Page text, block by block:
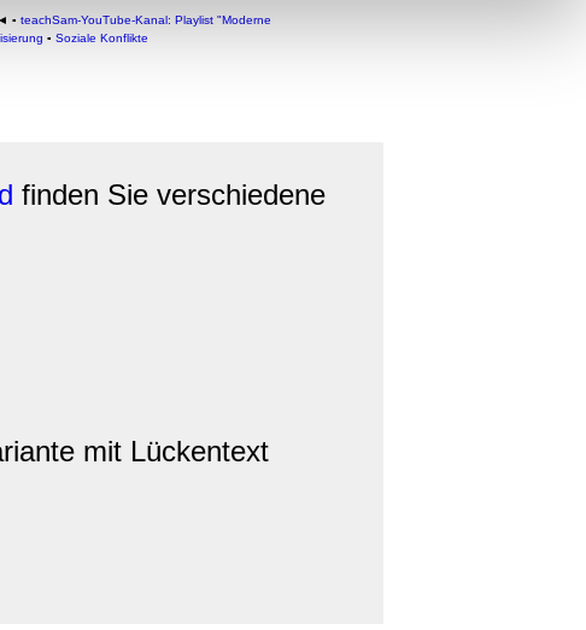
Medien
◄ ▪ teachSam-YouTube-Kanal: Playlist "Moderne
▪ Soziale Konflikte
finden Sie verschiedene
mit Lückentext